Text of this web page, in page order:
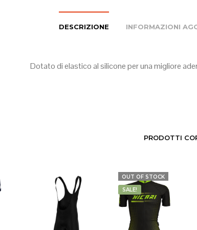
DESCRIZIONE INFORMAZIONI
Dotato di elastico al silicone per una migliore
PRODOTTI
OUT OF STOCK
SALE!